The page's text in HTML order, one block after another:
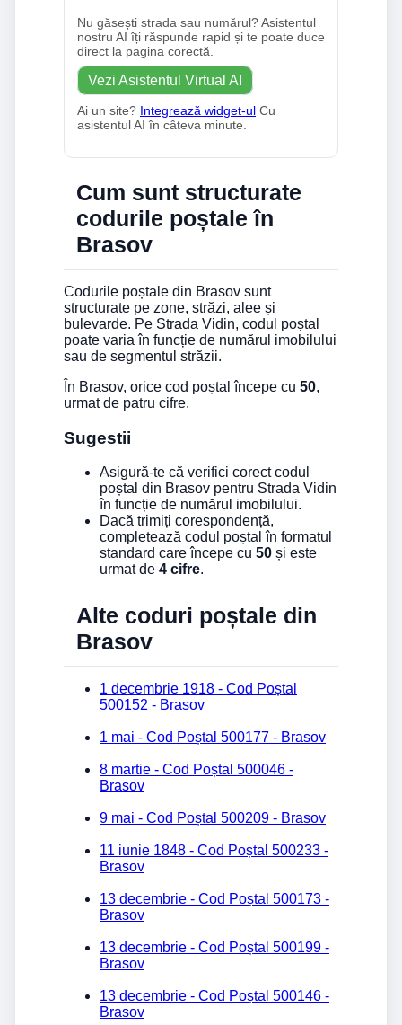
Nu găsești strada sau numărul? Asistentul
nostru AI îți răspunde rapid și te poate duce
direct la pagina corectă.
Vezi Asistentul Virtual AI
Ai un site? Integrează widget-ul Cu
asistentul AI în câteva minute.
Cum sunt structurate
codurile poștale în
Brasov
Codurile poștale din Brasov sunt
structurate pe zone, străzi, alee și
bulevarde. Pe Strada Vidin, codul poștal
poate varia în funcție de numărul imobilului
sau de segmentul străzii.
În Brasov, orice cod poștal începe cu 50,
urmat de patru cifre.
Sugestii
Asigură-te că verifici corect codul
poștal din Brasov pentru Strada Vidin
în funcție de numărul imobilului.
Dacă trimiți corespondență,
completează codul poștal în formatul
standard care începe cu 50 și este
urmat de 4 cifre.
Alte coduri poștale din
Brasov
1 decembrie 1918 - Cod Poștal
500152 - Brasov
1 mai - Cod Poștal 500177 - Brasov
8 martie - Cod Poștal 500046 -
Brasov
9 mai - Cod Poștal 500209 - Brasov
11 iunie 1848 - Cod Poștal 500233 -
Brasov
13 decembrie - Cod Poștal 500173 -
Brasov
13 decembrie - Cod Poștal 500199 -
Brasov
13 decembrie - Cod Poștal 500146 -
Brasov